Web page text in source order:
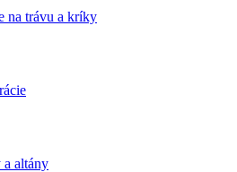
na trávu a kríky
a altány